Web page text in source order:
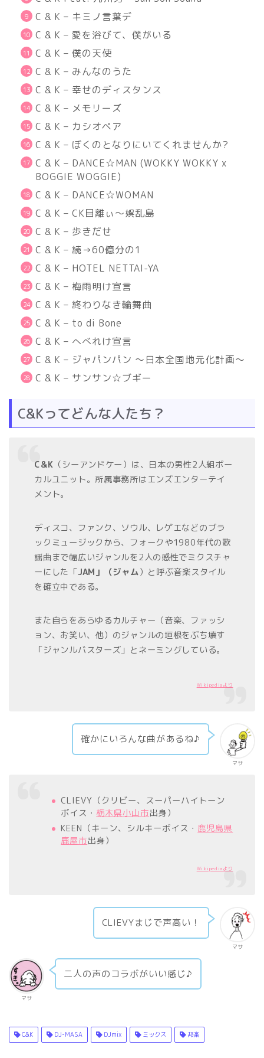
C & K – キミノ言葉デ
C & K – 愛を浴びて、僕がいる
C & K – 僕の天使
C & K – みんなのうた
C & K – 幸せのディスタンス
C & K – メモリーズ
C & K – カシオペア
C & K – ぼくのとなりにいてくれませんか?
C & K – DANCE☆MAN (WOKKY WOKKY x
BOGGIE WOGGIE)
C & K – DANCE☆WOMAN
C & K – CK目離ぃ～娯乱島
C & K – 歩きだせ
C & K – 続→60億分の1
C & K – HOTEL NETTAI-YA
C & K – 梅雨明け宣言
C & K – 終わりなき輪舞曲
C & K – to di Bone
C & K – へべれけ宣言
C & K – ジャパンパン ～日本全国地元化計画～
C & K – サンサン☆ブギー
C&Kってどんな人たち？
C&K （シーアンドケー）は、日本の男性2人組ボー
カルユニット。所属事務所はエンズエンターテイ
メント。
ディスコ、ファンク、ソウル、レゲエなどのブラ
ックミュージックから、フォークや1980年代の歌
謡曲まで幅広いジャンルを2人の感性でミクスチャ
ーにした「JAM」（ジャム）と呼ぶ音楽スタイル
を確立中である。
また自らをあらゆるカルチャー（音楽、ファッシ
ョン、お笑い、他）のジャンルの垣根をぶち壊す
「ジャンルバスターズ」とネーミングしている。
Wikipediaより
マサ
確かにいろんな曲があるね♪
CLIEVY（クリビー、スーパーハイトーン
ボイス・ 栃木県小山市出身）
KEEN（キーン、シルキーボイス・ 鹿児島県
鹿屋市出身）
Wikipediaより
マサ
CLIEVYまじで声高い！
マサ
二人の声のコラボがいい感じ♪
C&K DJ-MASA DJmix ミックス 邦楽